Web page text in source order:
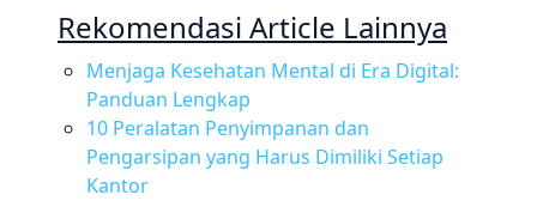
Rekomendasi Article Lainnya
Menjaga Kesehatan Mental di Era Digital:
Panduan Lengkap
10 Peralatan Penyimpanan dan
Pengarsipan yang Harus Dimiliki Setiap
Kantor